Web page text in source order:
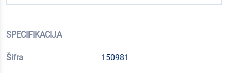
SPECIFIKACIJA
Šifra 150981